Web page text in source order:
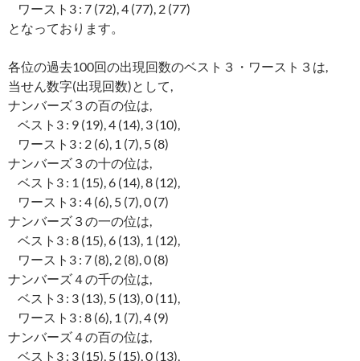
ワースト3 : 7 (72), 4 (77), 2 (77)
となっております。
各位の過去100回の出現回数のベスト３・ワースト３は,
当せん数字(出現回数)として,
ナンバーズ３の百の位は,
ベスト3 : 9 (19), 4 (14), 3 (10),
ワースト3 : 2 (6), 1 (7), 5 (8)
ナンバーズ３の十の位は,
ベスト3 : 1 (15), 6 (14), 8 (12),
ワースト3 : 4 (6), 5 (7), 0 (7)
ナンバーズ３の一の位は,
ベスト3 : 8 (15), 6 (13), 1 (12),
ワースト3 : 7 (8), 2 (8), 0 (8)
ナンバーズ４の千の位は,
ベスト3 : 3 (13), 5 (13), 0 (11),
ワースト3 : 8 (6), 1 (7), 4 (9)
ナンバーズ４の百の位は,
ベスト3 : 3 (15), 5 (15), 0 (13),